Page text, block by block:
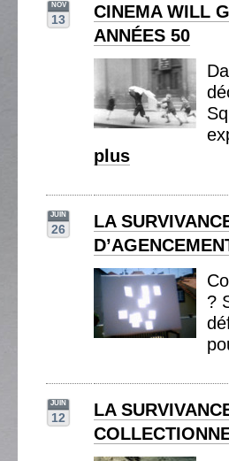
NOV
13
CINEMA WILL
ANNÉES 50
plus
JUIN
26
LA
?
JUIN
12
LA